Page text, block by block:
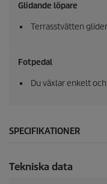
Glidande löpare
Terrasstvätten
Fotpedal
Du växlar enkelt
SPECIFIKATIONER
Tekniska data